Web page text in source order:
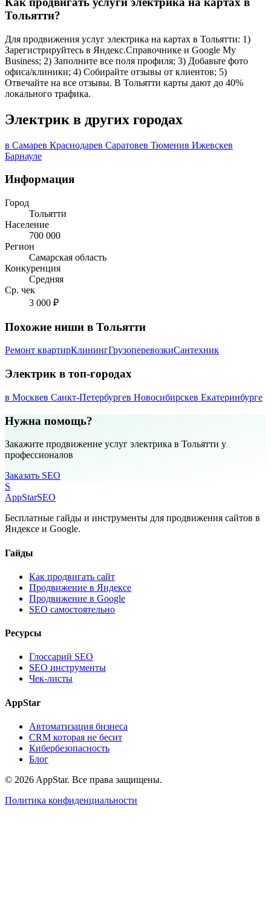
Тольятти?
Для продвижения услуг электрика на картах в Тольятти: 1)
Зарегистрируйтесь в Яндекс.Справочнике и Google My
Business; 2) Заполните все поля профиля; 3) Добавьте фото
офиса/клиники; 4) Собирайте отзывы от клиентов; 5)
Отвечайте на все отзывы. В Тольятти карты дают до 40%
локального трафика.
Электрик в других городах
в Самарев Краснодарев Саратовев Тюменив Ижевскев
Барнауле
Информация
Город
Тольятти
Население
700 000
Регион
Самарская область
Конкуренция
Средняя
Ср. чек
3 000 ₽
Похожие ниши в Тольятти
Ремонт квартирКлинингГрузоперевозкиСантехник
Электрик в топ-городах
в Москвев Санкт-Петербургев Новосибирскев Екатеринбурге
Нужна помощь?
Закажите продвижение услуг электрика в Тольятти у
профессионалов
Заказать SEO
S
AppStarSEO
Бесплатные гайды и инструменты для продвижения сайтов в
Яндексе и Google.
Гайды
Как продвигать сайт
Продвижение в Яндексе
Продвижение в Google
SEO самостоятельно
Ресурсы
Глоссарий SEO
SEO инструменты
Чек-листы
AppStar
Автоматизация бизнеса
CRM которая не бесит
Кибербезопасность
Блог
© 2026 AppStar. Все права защищены.
Политика конфиденциальности